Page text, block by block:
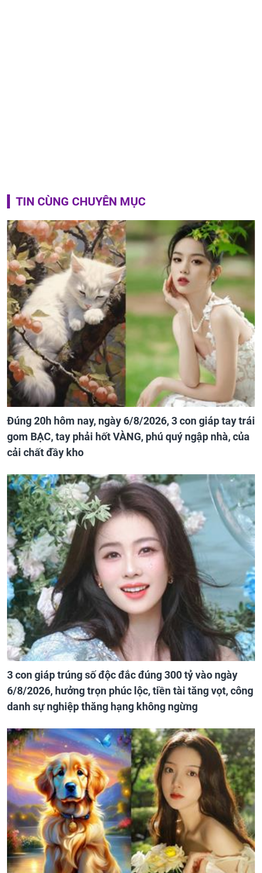
TIN CÙNG CHUYÊN MỤC
Đúng 20h hôm nay, ngày 6/8/2026, 3 con giáp tay trái
gom BẠC, tay phải hốt VÀNG, phú quý ngập nhà, của
cải chất đầy kho
3 con giáp trúng số độc đắc đúng 300 tỷ vào ngày
6/8/2026, hưởng trọn phúc lộc, tiền tài tăng vọt, công
danh sự nghiệp thăng hạng không ngừng